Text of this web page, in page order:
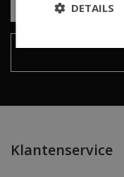
Klantenservice
DETAILS